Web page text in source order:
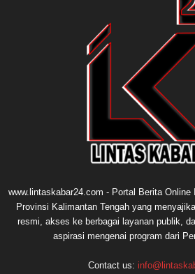
www.lintaskabar24.com - Portal Berita Online
Provinsi Kalimantan Tengah yang
resmi, akses ke berbagai layanan publik,
aspirasi mengenai program dari
Contact us: